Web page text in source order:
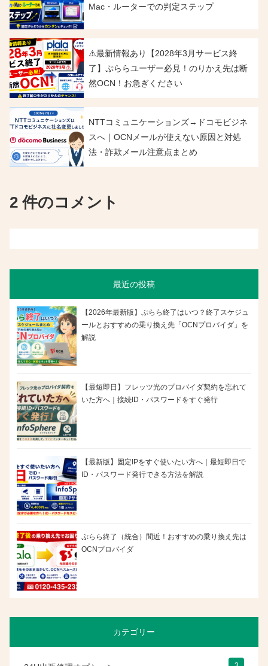
Mac・ルーターでの判定ステップ
⚠️最新情報あり【2028年3月サービス終
了】ぷららユーザー必見！のりかえ先は断
然OCN！お急ぎください
NTTコミュニケーションズ→ドコモビジネ
スへ｜OCNメールが使えない原因と対処
法・詐欺メール注意点まとめ
2 件のコメント
最近の投稿
【2026年最新版】ぷらら終了はいつ？終了スケジュ
ールとおすすめの乗り換え先「OCNプロバイダ」を
解説
【最短即日】フレッツ光のプロバイダ契約を忘れて
いた方へ｜接続ID・パスワードをすぐ発行
【最新版】固定IPをすぐ使いたい方へ｜最短即日で
ID・パスワード発行できる方法を解説
ぷらら終了（統合）間近！おすすめの乗り換え先は
OCNプロバイダ
カテゴリー